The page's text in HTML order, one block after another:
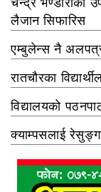
लैजान सिफारिस
एम्बुलेन्स नै
रातचौरका
विद्यालयको
क्याम्पसलाई